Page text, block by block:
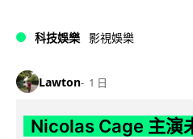
科技娛樂 影視娛樂
Lawton 1 日
Nicolas Cage 主演